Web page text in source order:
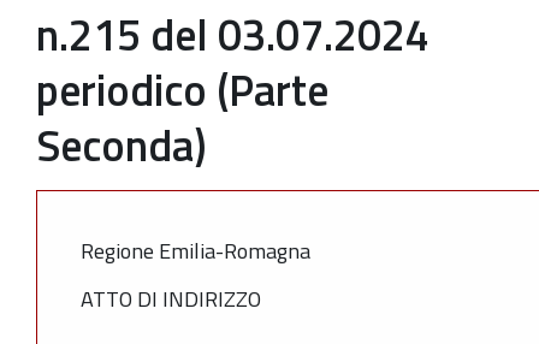
n.215 del 03.07.2024
periodico (Parte
Seconda)
Regione Emilia-Romagna
ATTO DI INDIRIZZO